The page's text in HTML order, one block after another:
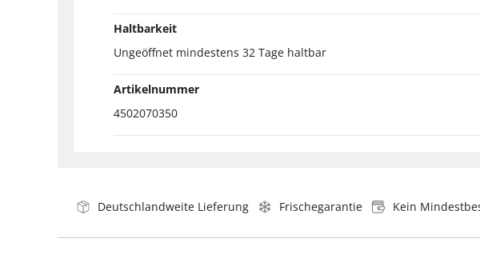
Haltbarkeit
Ungeöffnet mindestens 32 Tage haltbar
Artikelnummer
4502070350
Deutschlandweite Lieferung Frischegarantie Kein